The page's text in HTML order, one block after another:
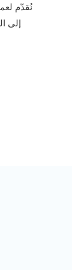
نُقدّم
إلى